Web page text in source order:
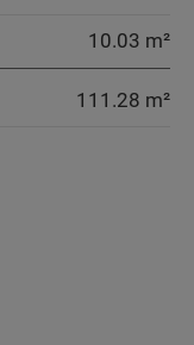
10.03 m²
111.28 m²